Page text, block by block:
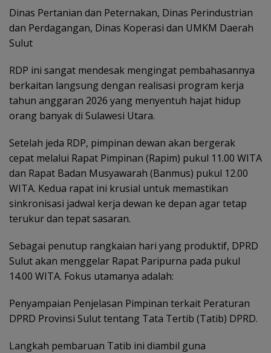
Dinas Pertanian dan Peternakan, Dinas Perindustrian
dan Perdagangan, Dinas Koperasi dan UMKM Daerah
Sulut
RDP ini sangat mendesak mengingat pembahasannya
berkaitan langsung dengan realisasi program kerja
tahun anggaran 2026 yang menyentuh hajat hidup
orang banyak di Sulawesi Utara.
Setelah jeda RDP, pimpinan dewan akan bergerak
cepat melalui Rapat Pimpinan (Rapim) pukul 11.00 WITA
dan Rapat Badan Musyawarah (Banmus) pukul 12.00
WITA. Kedua rapat ini krusial untuk memastikan
sinkronisasi jadwal kerja dewan ke depan agar tetap
terukur dan tepat sasaran.
Sebagai penutup rangkaian hari yang produktif, DPRD
Sulut akan menggelar Rapat Paripurna pada pukul
14.00 WITA. Fokus utamanya adalah:
Penyampaian Penjelasan Pimpinan terkait Peraturan
DPRD Provinsi Sulut tentang Tata Tertib (Tatib) DPRD.
Langkah pembaruan Tatib ini diambil guna